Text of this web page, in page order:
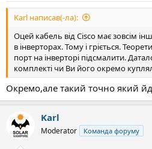
Karl написав(-ла):
Оцей кабель від Cisco має зовсім
в інверторах. Тому і гріється.
порт на інверторі підсмалити.
комплекті чи Ви його окремо
Окремо,але такий точно який
Karl
Moderator Команда форуму